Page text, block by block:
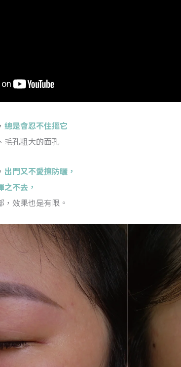
總是會忍不住摳它
毛孔粗大的面孔
出門又不愛擦防曬，
不去，
效果也是有限。